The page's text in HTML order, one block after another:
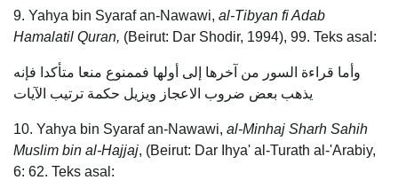
9. Yahya bin Syaraf an-Nawawi, al-Tibyan fi Adab
Hamalatil Quran, (Beirut: Dar Shodir, 1994), 99. Teks asal:
وأما قراءة السور من آخرها إلى أولها فممنوع منعا متأكدا فإنه
يذهب بعض ضروب الاعجاز ويزيل حكمة ترتيب الآيات
10. Yahya bin Syaraf an-Nawawi, al-Minhaj Sharh Sahih
Muslim bin al-Hajjaj, (Beirut: Dar Ihya' al-Turath al-'Arabiy,
6: 62. Teks asal: